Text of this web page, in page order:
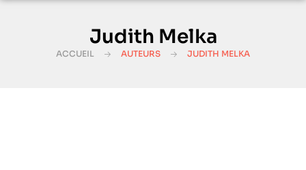
Judith Melka
ACCUEIL AUTEURS JUDITH MELKA